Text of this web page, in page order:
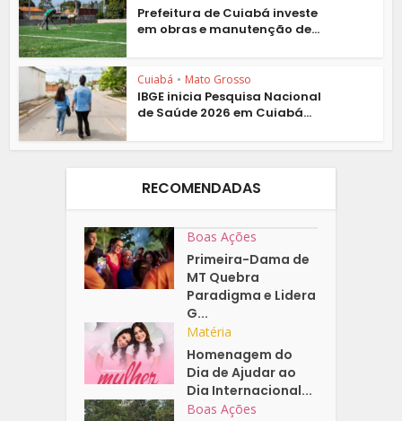
Prefeitura de Cuiabá investe
em obras e manutenção de...
Cuiabá • Mato Grosso
IBGE inicia Pesquisa Nacional
de Saúde 2026 em Cuiabá...
RECOMENDADAS
Boas Ações
Primeira-Dama de
MT Quebra
Paradigma e Lidera
G...
Matéria
Homenagem do
Dia de Ajudar ao
Dia Internacional...
Boas Ações